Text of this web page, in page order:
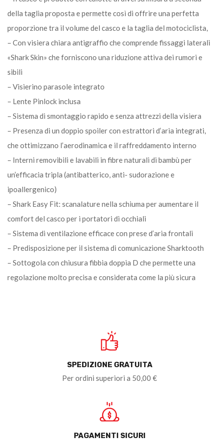
della taglia proposta e permette così di offrire una perfetta
proporzione tra il volume del casco e la taglia del motociclista,
– Con visiera chiara antigraffio che comprende fissaggi laterali
«Shark Skin» che forniscono una riduzione attiva dei rumori e
sibili
– Visierino parasole integrato
– Lente Pinlock inclusa
– Sistema di smontaggio rapido e senza attrezzi della visiera
– Presenza di un doppio spoiler con estrattori d’aria integrati,
che ottimizzano l’aerodinamica e il raffreddamento interno
– Interni removibili e lavabili in fibre naturali di bambù per
un’efficacia tripla (antibatterico, anti- sudorazione e
ipoallergenico)
– Shark Easy Fit: scanalature nella schiuma per aumentare il
comfort del casco per i portatori di occhiali
– Sistema di ventilazione efficace con prese d’aria frontali
– Predisposizione per il sistema di comunicazione Sharktooth
– Sottogola con chiusura fibbia doppia D che permette una
regolazione molto precisa e considerata come la più sicura
SPEDIZIONE GRATUITA
Per ordini superiori a 50,00 €
PAGAMENTI SICURI